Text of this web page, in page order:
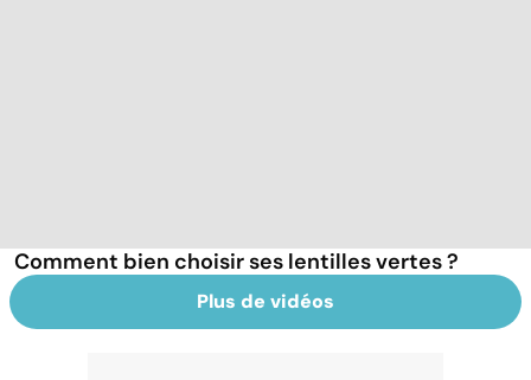
Comment bien choisir ses lentilles vertes ?
Plus de vidéos